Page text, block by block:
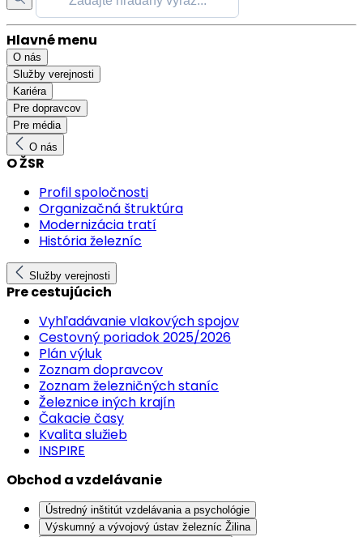
Hlavné menu
O nás
Služby verejnosti
Kariéra
Pre dopravcov
Pre média
O nás
O ŽSR
Profil spoločnosti
Organizačná štruktúra
Modernizácia tratí
História železníc
Služby verejnosti
Pre cestujúcich
Vyhľadávanie vlakových spojov
Cestovný poriadok 2025/2026
Plán výluk
Zoznam dopravcov
Zoznam železničných staníc
Železnice iných krajín
Čakacie časy
Kvalita služieb
INSPIRE
Obchod a vzdelávanie
Ústredný inštitút vzdelávania a psychológie
Výskumný a vývojový ústav železníc Žilina